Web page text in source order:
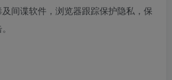
间谍软件，浏览器跟踪保护隐私，保